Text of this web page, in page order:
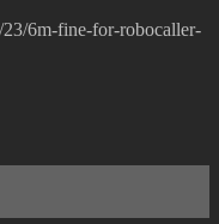
6m-fine-for-robocaller-